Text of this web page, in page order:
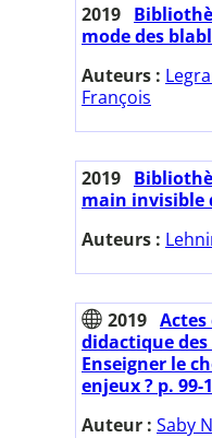
2019
mode des
Auteurs :
François
2019
main invisible
Auteurs :
2019
didactique
Enseigner le
enjeux ? p. 99-
Auteur : Saby